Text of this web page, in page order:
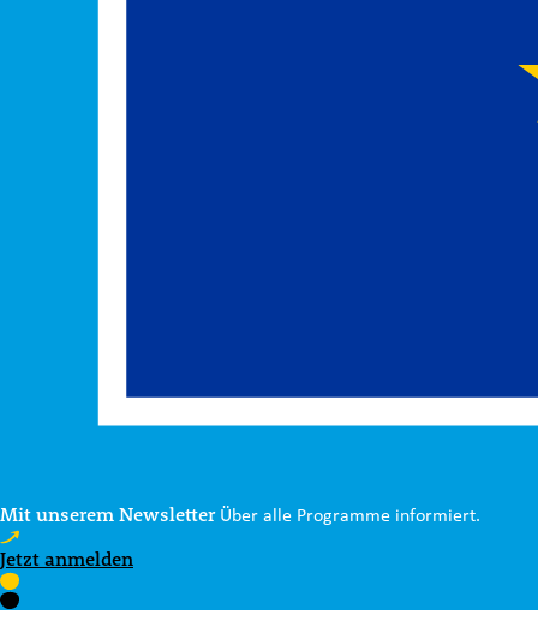
Mit unserem Newsletter Über alle Programme informiert.
Jetzt anmelden